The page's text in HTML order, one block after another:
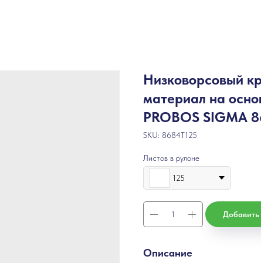
Низковорсовый
материал на
PROBOS SIGMA
SKU: 8684T125
Листов в рулоне
125
Добавить
Описание